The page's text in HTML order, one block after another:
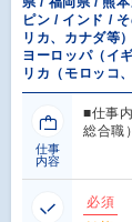
ピン / インド /
リカ、カナダ等
ヨーロッパ（イ
リカ（モロッコ
仕事
内容
■仕事
総合職
必須